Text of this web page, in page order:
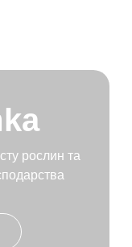
рослин та